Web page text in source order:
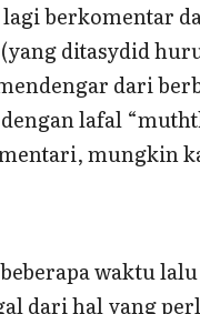
berkomentar
ditasydid
dari
lafal
mungkin
waktu
dari hal yang